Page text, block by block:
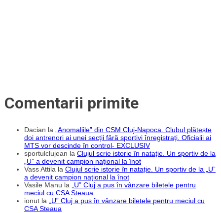
Comentarii primite
Dacian la
„Anomaliile” din CSM Cluj-Napoca. Clubul plătește
doi antrenori ai unei secții fără sportivi înregistrați. Oficialii ai
MTS vor descinde în control- EXCLUSIV
sportulclujean la Clujul scrie istorie în natație. Un sportiv de la
„U” a devenit campion național la înot
Vass Attila la Clujul scrie istorie în natație. Un sportiv de la „U”
a devenit campion național la înot
Vasile Manu la
„U” Cluj a pus în vânzare biletele pentru
meciul cu CSA Steaua
ionut la
„U” Cluj a pus în vânzare biletele pentru meciul cu
CSA Steaua